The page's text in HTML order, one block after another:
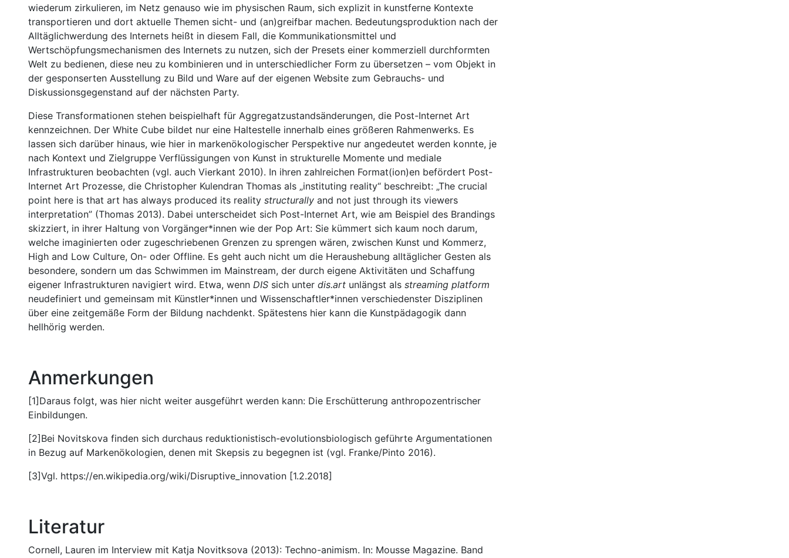
wiederum zirkulieren, im Netz genauso wie im physischen Raum, sich explizit in kunstferne Kontexte
transportieren und dort aktuelle Themen sicht- und (an)greifbar machen. Bedeutungsproduktion nach der
Alltäglichwerdung des Internets heißt in diesem Fall, die Kommunikationsmittel und
Wertschöpfungsmechanismen des Internets zu nutzen, sich der Presets einer kommerziell durchformten
Welt zu bedienen, diese neu zu kombinieren und in unterschiedlicher Form zu übersetzen – vom Objekt in
der gesponserten Ausstellung zu Bild und Ware auf der eigenen Website zum Gebrauchs- und
Diskussionsgegenstand auf der nächsten Party.
Diese Transformationen stehen beispielhaft für Aggregatzustandsänderungen, die Post-Internet Art
kennzeichnen. Der White Cube bildet nur eine Haltestelle innerhalb eines größeren Rahmenwerks. Es
lassen sich darüber hinaus, wie hier in markenökologischer Perspektive nur angedeutet werden konnte, je
nach Kontext und Zielgruppe Verflüssigungen von Kunst in strukturelle Momente und mediale
Infrastrukturen beobachten (vgl. auch Vierkant 2010). In ihren zahlreichen Format(ion)en befördert Post-
Internet Art Prozesse, die Christopher Kulendran Thomas als „instituting reality“ beschreibt: „The crucial
point here is that art has always produced its reality structurally and not just through its viewers
interpretation” (Thomas 2013). Dabei unterscheidet sich Post-Internet Art, wie am Beispiel des Brandings
skizziert, in ihrer Haltung von Vorgänger*innen wie der Pop Art: Sie kümmert sich kaum noch darum,
welche imaginierten oder zugeschriebenen Grenzen zu sprengen wären, zwischen Kunst und Kommerz,
High and Low Culture, On- oder Offline. Es geht auch nicht um die Heraushebung alltäglicher Gesten als
besondere, sondern um das Schwimmen im Mainstream, der durch eigene Aktivitäten und Schaffung
eigener Infrastrukturen navigiert wird. Etwa, wenn DIS sich unter dis.art unlängst als streaming platform
neudefiniert und gemeinsam mit Künstler*innen und Wissenschaftler*innen verschiedenster Disziplinen
über eine zeitgemäße Form der Bildung nachdenkt. Spätestens hier kann die Kunstpädagogik dann
hellhörig werden.
Anmerkungen
[1]Daraus folgt, was hier nicht weiter ausgeführt werden kann: Die Erschütterung anthropozentrischer
Einbildungen.
[2]Bei Novitskova finden sich durchaus reduktionistisch-evolutionsbiologisch geführte Argumentationen
in Bezug auf Markenökologien, denen mit Skepsis zu begegnen ist (vgl. Franke/Pinto 2016).
[3]Vgl. https://en.wikipedia.org/wiki/Disruptive_innovation [1.2.2018]
Literatur
Cornell, Lauren im Interview mit Katja Novitksova (2013): Techno-animism. In: Mousse Magazine. Band